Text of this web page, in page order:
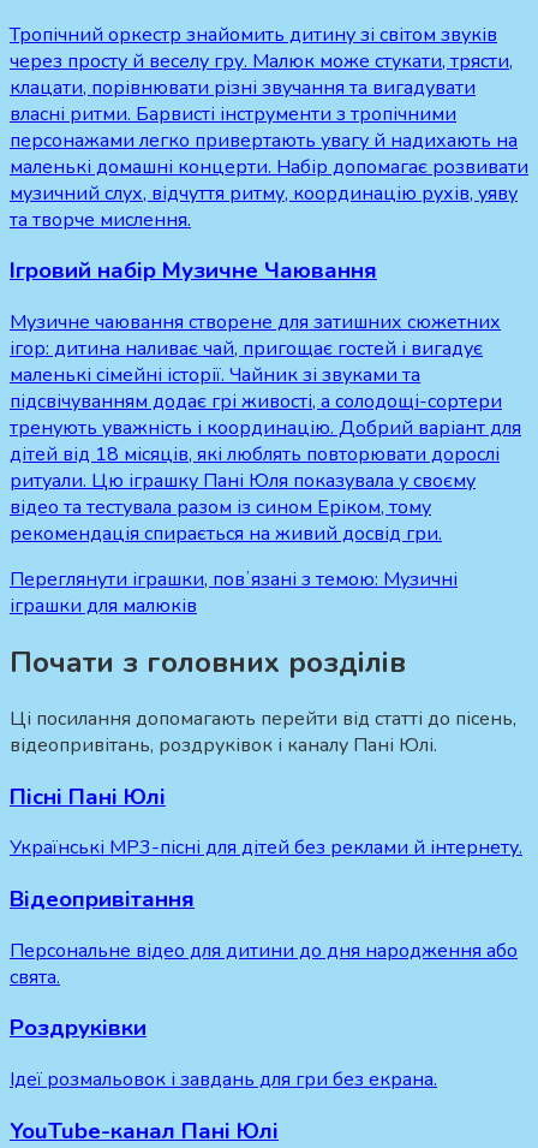
Тропічний оркестр знайомить дитину зі світом звуків
через просту й веселу гру. Малюк може стукати, трясти,
клацати, порівнювати різні звучання та вигадувати
власні ритми. Барвисті інструменти з тропічними
персонажами легко привертають увагу й надихають на
маленькі домашні концерти. Набір допомагає розвивати
музичний слух, відчуття ритму, координацію рухів, уяву
та творче мислення.
Ігровий набір Музичне Чаювання
Музичне чаювання створене для затишних сюжетних
ігор: дитина наливає чай, пригощає гостей і вигадує
маленькі сімейні історії. Чайник зі звуками та
підсвічуванням додає грі живості, а солодощі-сортери
тренують уважність і координацію. Добрий варіант для
дітей від 18 місяців, які люблять повторювати дорослі
ритуали. Цю іграшку Пані Юля показувала у своєму
відео та тестувала разом із сином Еріком, тому
рекомендація спирається на живий досвід гри.
Переглянути іграшки, повʼязані з темою: Музичні
іграшки для малюків
Почати з головних розділів
Ці посилання допомагають перейти від статті до пісень,
відеопривітань, роздруківок і каналу Пані Юлі.
Пісні Пані Юлі
Українські MP3-пісні для дітей без реклами й інтернету.
Відеопривітання
Персональне відео для дитини до дня народження або
свята.
Роздруківки
Ідеї розмальовок і завдань для гри без екрана.
YouTube-канал Пані Юлі